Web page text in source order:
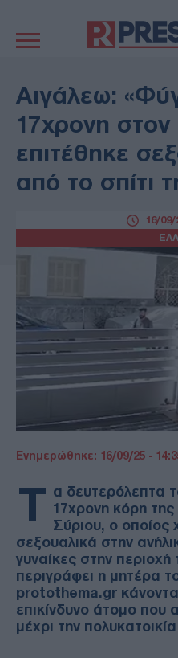
πλοήγηση
ΠΟΛΙΤΙΚΗ
ΟΙΚΟΝΟΜΙΑ
ΕΚΚΛΗΣΙΑ
ΔΙΕΘΝΗ
MEDIA
AUTO - MOTO
ΑΡΘΡΟΓΡΑΦΙΑ
Αιγάλεω:
17χρονη
επιτέθηκε
από το σπίτι
16/09/
Ενημερώθηκε: 16/09/25 -
Τ α δευτερόλεπτα
17χρονη κόρη
Σύριου, ο οποίος
σεξουαλικά στην
γυναίκες στην περιοχή
περιγράφει η μητέρα
protothema.gr
επικίνδυνο άτομο που
μέχρι την